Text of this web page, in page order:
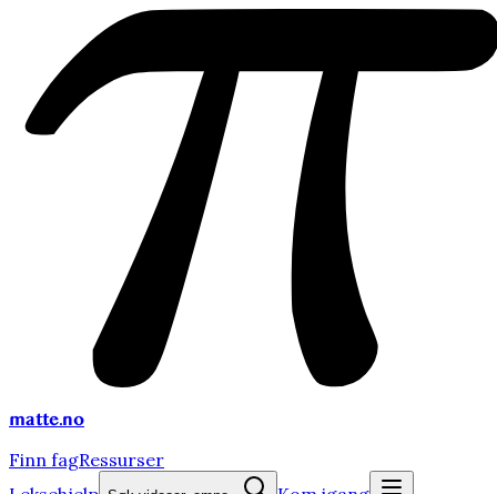
matte.no
Finn fagRessurser